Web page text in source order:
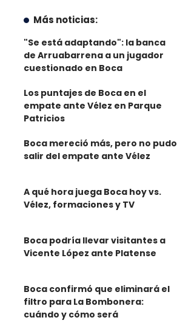
Más noticias:
"Se está adaptando": la banca
de Arruabarrena a un jugador
cuestionado en Boca
Los puntajes de Boca en el
empate ante Vélez en Parque
Patricios
Boca mereció más, pero no pudo
salir del empate ante Vélez
A qué hora juega Boca hoy vs.
Vélez, formaciones y TV
Boca podría llevar visitantes a
Vicente López ante Platense
Boca confirmó que eliminará el
filtro para La Bombonera:
cuándo y cómo será